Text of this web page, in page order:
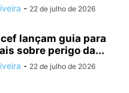
- 22 de julho de 2026
lançam guia para
sobre perigo da...
- 22 de julho de 2026